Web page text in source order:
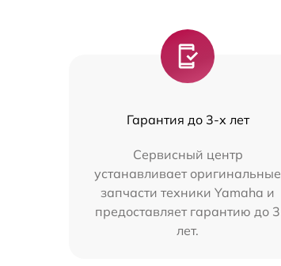
Гарантия до 3-х лет
Сервисный центр
устанавливает оригинальные
запчасти техники Yamaha и
предоставляет гарантию до 3
лет.